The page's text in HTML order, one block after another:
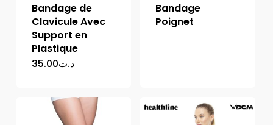
Bandage de
Clavicule Avec
Support en
Plastique
د.ت35.00
Bandage
Poignet